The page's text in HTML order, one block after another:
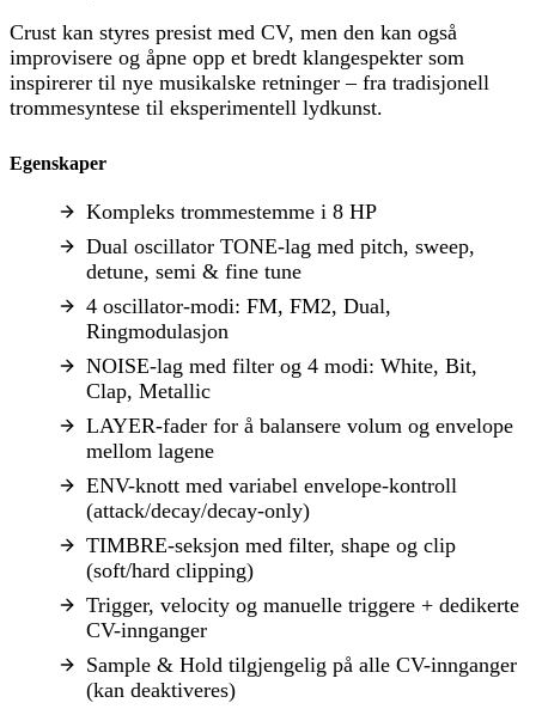
Crust kan styres presist med CV, men den kan også
improvisere og åpne opp et bredt klangespekter som
inspirerer til nye musikalske retninger – fra tradisjonell
trommesyntese til eksperimentell lydkunst.
Egenskaper
Kompleks trommestemme i 8 HP
Dual oscillator TONE-lag med pitch, sweep,
detune, semi & fine tune
4 oscillator-modi: FM, FM2, Dual,
Ringmodulasjon
NOISE-lag med filter og 4 modi: White, Bit,
Clap, Metallic
LAYER-fader for å balansere volum og envelope
mellom lagene
ENV-knott med variabel envelope-kontroll
(attack/decay/decay-only)
TIMBRE-seksjon med filter, shape og clip
(soft/hard clipping)
Trigger, velocity og manuelle triggere + dedikerte
CV-innganger
Sample & Hold tilgjengelig på alle CV-innganger
(kan deaktiveres)